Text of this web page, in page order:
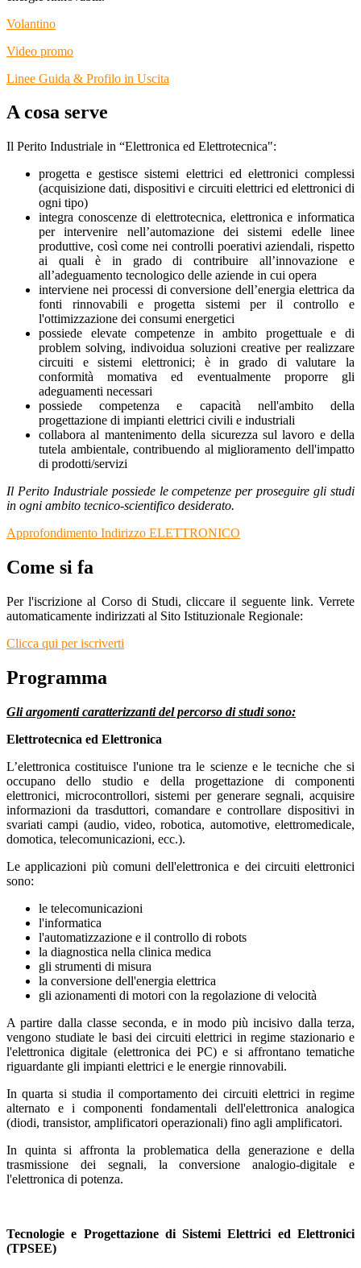
Volantino
Video promo
Linee Guida & Profilo in Uscita
A cosa serve
Il Perito Industriale in “Elettronica ed Elettrotecnica":
progetta e gestisce sistemi elettrici ed elettronici complessi
(acquisizione dati, dispositivi e circuiti elettrici ed elettronici di
ogni tipo)
integra conoscenze di elettrotecnica, elettronica e informatica
per intervenire nell’automazione dei sistemi edelle linee
produttive, così come nei controlli poerativi aziendali, rispetto
ai quali è in grado di contribuire all’innovazione e
all’adeguamento tecnologico delle aziende in cui opera
interviene nei processi di conversione dell’energia elettrica da
fonti rinnovabili e progetta sistemi per il controllo e
l'ottimizzazione dei consumi energetici
possiede elevate competenze in ambito progettuale e di
problem solving, indivoidua soluzioni creative per realizzare
circuiti e sistemi elettronici; è in grado di valutare la
conformità momativa ed eventualmente proporre gli
adeguamenti necessari
possiede competenza e capacità nell'ambito della
progettazione di impianti elettrici civili e industriali
collabora al mantenimento della sicurezza sul lavoro e della
tutela ambientale, contribuendo al miglioramento dell'impatto
di prodotti/servizi
Il Perito Industriale possiede le competenze per proseguire gli studi
in ogni ambito tecnico-scientifico desiderato.
Approfondimento Indirizzo ELETTRONICO
Come si fa
Per l'iscrizione al Corso di Studi, cliccare il seguente link. Verrete
automaticamente indirizzati al Sito Istituzionale Regionale:
Clicca qui per iscriverti
Programma
Gli argomenti caratterizzanti del percorso di studi sono:
Elettrotecnica ed Elettronica
L’elettronica costituisce l'unione tra le scienze e le tecniche che si
occupano dello studio e della progettazione di componenti
elettronici, microcontrollori, sistemi per generare segnali, acquisire
informazioni da trasduttori, comandare e controllare dispositivi in
svariati campi (audio, video, robotica, automotive, elettromedicale,
domotica, telecomunicazioni, ecc.).
Le applicazioni più comuni dell'elettronica e dei circuiti elettronici
sono:
le telecomunicazioni
l'informatica
l'automatizzazione e il controllo di robots
la diagnostica nella clinica medica
gli strumenti di misura
la conversione dell'energia elettrica
gli azionamenti di motori con la regolazione di velocità
A partire dalla classe seconda, e in modo più incisivo dalla terza,
vengono studiate le basi dei circuiti elettrici in regime stazionario e
l'elettronica digitale (elettronica dei PC) e si affrontano tematiche
riguardante gli impianti elettrici e le energie rinnovabili.
In quarta si studia il comportamento dei circuiti elettrici in regime
alternato e i componenti fondamentali dell'elettronica analogica
(diodi, transistor, amplificatori operazionali) fino agli amplificatori.
In quinta si affronta la problematica della generazione e della
trasmissione dei segnali, la conversione analogio-digitale e
l'elettronica di potenza.
Tecnologie e Progettazione di Sistemi Elettrici ed Elettronici
(TPSEE)